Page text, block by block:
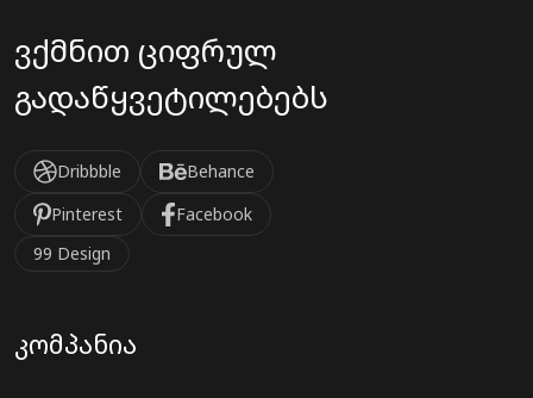
ვქმნით ციფრულ
გადაწყვეტილებებს
Dribbble
Behance
Pinterest
Facebook
99 Design
კომპანია